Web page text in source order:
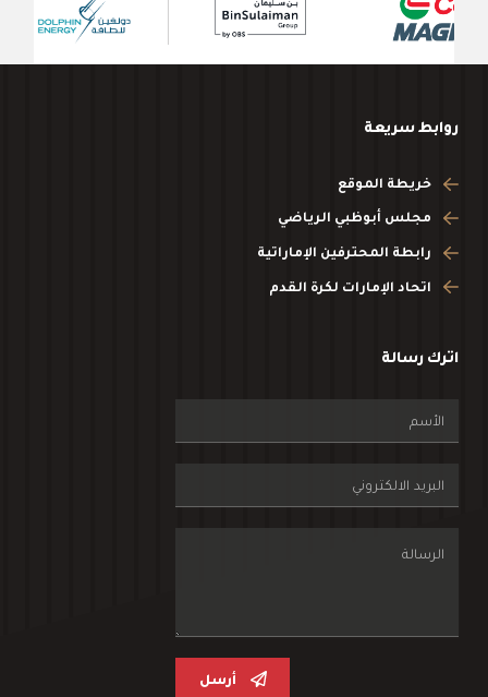
روابط سريعة
خريطة الموقع
مجلس أبوظبي الرياضي
رابطة المحترفين الإماراتية
اتحاد الإمارات لكرة القدم
اترك رسالة
أرسل